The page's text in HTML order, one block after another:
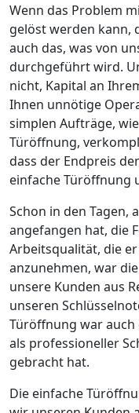
Wenn das Problem
gelöst werden kann,
auch das, was von
durchgeführt wird.
nicht, Kapital an
Ihnen unnötige
simplen Aufträge,
Türöffnung,
dass der Endpreis
einfache Türöffnung
Schon in den Tagen,
angefangen hat, die
Arbeitsqualität, die
anzunehmen, war
unsere Kunden aus
unseren
Türöffnung war auch
als professioneller
gebracht hat.
Die einfache